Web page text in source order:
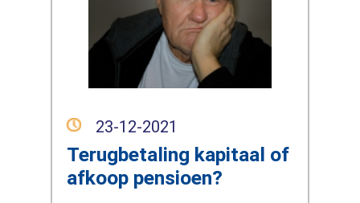
23-12-2021
Terugbetaling kapitaal of
afkoop pensioen?